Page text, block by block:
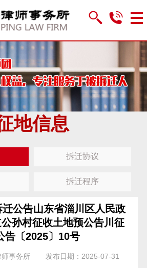
地信息
拆迁协议
拆迁程序
公告山东省淄川区人民政
孙村征收土地预公告川征
告〔2025〕10号
事务所 发布日期：2025-07-31